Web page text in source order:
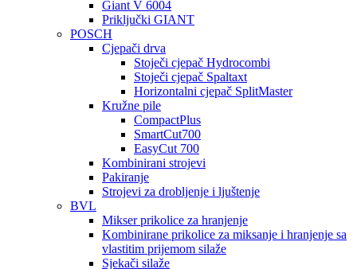
Giant V 6004
Priključki GIANT
POSCH
Cjepači drva
Stoječi cjepač Hydrocombi
Stoječi cjepač Spaltaxt
Horizontalni cjepač SplitMaster
Kružne pile
CompactPlus
SmartCut700
EasyCut 700
Kombinirani strojevi
Pakiranje
Strojevi za drobljenje i ljuštenje
BVL
Mikser prikolice za hranjenje
Kombinirane prikolice za miksanje i hranjenje sa
vlastitim prijemom silaže
Sjekači silaže